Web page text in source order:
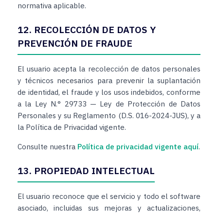
normativa aplicable.
12. RECOLECCIÓN DE DATOS Y
PREVENCIÓN DE FRAUDE
El usuario acepta la recolección de datos personales
y técnicos necesarios para prevenir la suplantación
de identidad, el fraude y los usos indebidos, conforme
a la Ley N.° 29733 — Ley de Protección de Datos
Personales y su Reglamento (D.S. 016-2024-JUS), y a
la Política de Privacidad vigente.
Consulte nuestra Política de privacidad vigente aquí.
13. PROPIEDAD INTELECTUAL
El usuario reconoce que el servicio y todo el software
asociado, incluidas sus mejoras y actualizaciones,